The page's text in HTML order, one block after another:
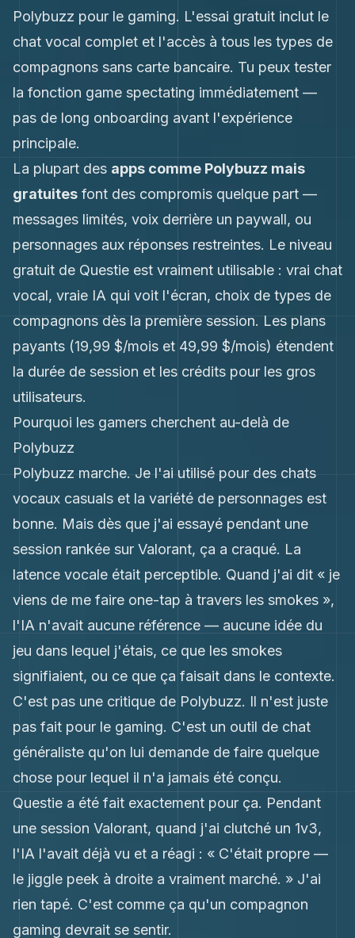
Polybuzz pour le gaming. L'essai gratuit inclut le
chat vocal complet et l'accès à tous les types de
compagnons sans carte bancaire. Tu peux tester
la fonction game spectating immédiatement —
pas de long onboarding avant l'expérience
principale.
La plupart des apps comme Polybuzz mais
gratuites font des compromis quelque part —
messages limités, voix derrière un paywall, ou
personnages aux réponses restreintes. Le niveau
gratuit de Questie est vraiment utilisable : vrai chat
vocal, vraie IA qui voit l'écran, choix de types de
compagnons dès la première session. Les plans
payants (19,99 $/mois et 49,99 $/mois) étendent
la durée de session et les crédits pour les gros
utilisateurs.
Pourquoi les gamers cherchent au-delà de
Polybuzz
Polybuzz marche. Je l'ai utilisé pour des chats
vocaux casuals et la variété de personnages est
bonne. Mais dès que j'ai essayé pendant une
session rankée sur Valorant, ça a craqué. La
latence vocale était perceptible. Quand j'ai dit « je
viens de me faire one-tap à travers les smokes »,
l'IA n'avait aucune référence — aucune idée du
jeu dans lequel j'étais, ce que les smokes
signifiaient, ou ce que ça faisait dans le contexte.
C'est pas une critique de Polybuzz. Il n'est juste
pas fait pour le gaming. C'est un outil de chat
généraliste qu'on lui demande de faire quelque
chose pour lequel il n'a jamais été conçu.
Questie a été fait exactement pour ça. Pendant
une session Valorant, quand j'ai clutché un 1v3,
l'IA l'avait déjà vu et a réagi : « C'était propre —
le jiggle peek à droite a vraiment marché. » J'ai
rien tapé. C'est comme ça qu'un compagnon
gaming devrait se sentir.